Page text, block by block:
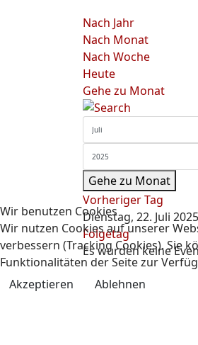
Nach Jahr
Nach Monat
Nach Woche
Heute
Gehe zu Monat
Gehe zu Monat
Vorheriger Tag
Dienstag, 22. Juli 2025
Folgetag
Es wurden keine
Wir benutzen Cookies
Wir nutzen Cookies auf unserer
verbessern (Tracking Cookies). Sie
Funktionalitäten der Seite zur
Akzeptieren
Ablehnen